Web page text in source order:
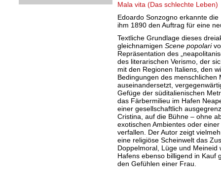
Mala vita (Das schlechte Leben)
Edoardo Sonzogno erkannte
ihm 1890 den Auftrag für eine
Textliche Grundlage dieses
gleichnamigen Scene popolari
Repräsentation des
des literarischen Verismo, der
mit den Regionen Italiens, den
Bedingungen des menschlichen
auseinandersetzt,
Gefüge der süditalienischen
das Färbermilieu im Hafen
einer gesellschaftlich
Cristina, auf die Bühne – ohne
exotischen Ambientes oder
verfallen. Der Autor zeigt
eine religiöse Scheinwelt das
Doppelmoral, Lüge und
Hafens ebenso billigend in Kauf
den Gefühlen einer Frau.